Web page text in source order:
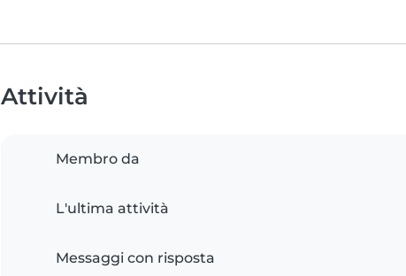
Attività
Membro da
L'ultima attività
Messaggi con risposta